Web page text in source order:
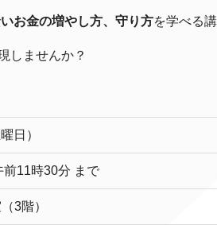
お金の増やし方、守り方を学べる
しませんか？
日）
11時30分 まで
3階）